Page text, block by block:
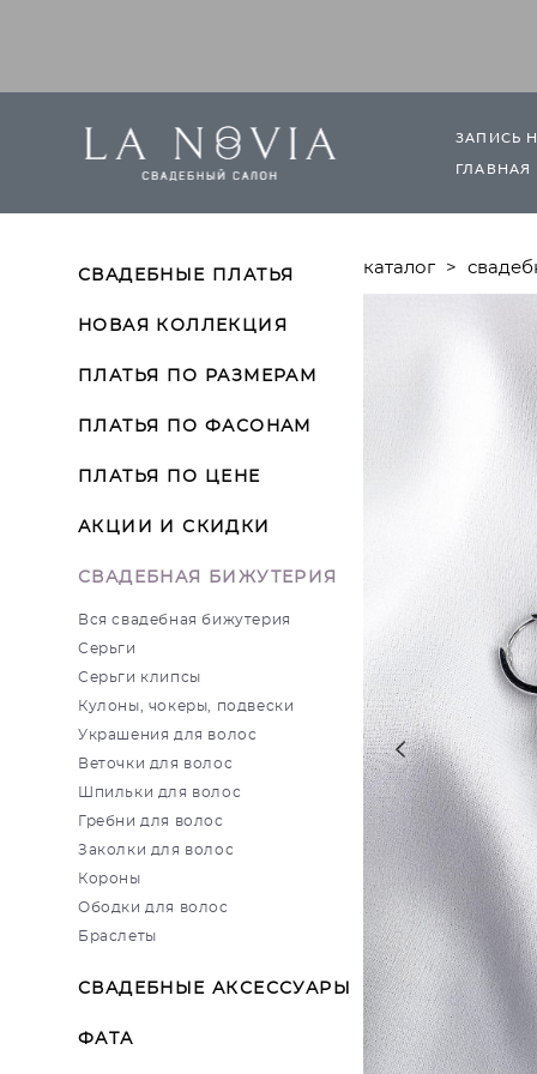
ЗАПИСЬ
ГЛАВНАЯ
СВАДЕБНЫЕ ПЛАТЬЯ
НОВАЯ КОЛЛЕКЦИЯ
ПЛАТЬЯ ПО РАЗМЕРАМ
ПЛАТЬЯ ПО ФАСОНАМ
ПЛАТЬЯ ПО ЦЕНЕ
АКЦИИ И СКИДКИ
СВАДЕБНАЯ БИЖУТЕРИЯ
Вся свадебная бижутерия
Серьги
Серьги клипсы
Кулоны, чокеры, подвески
Украшения для волос
Веточки для волос
Шпильки для волос
Гребни для волос
Заколки для волос
Короны
Ободки для волос
Браслеты
СВАДЕБНЫЕ АКСЕССУАРЫ
ФАТА
каталог >